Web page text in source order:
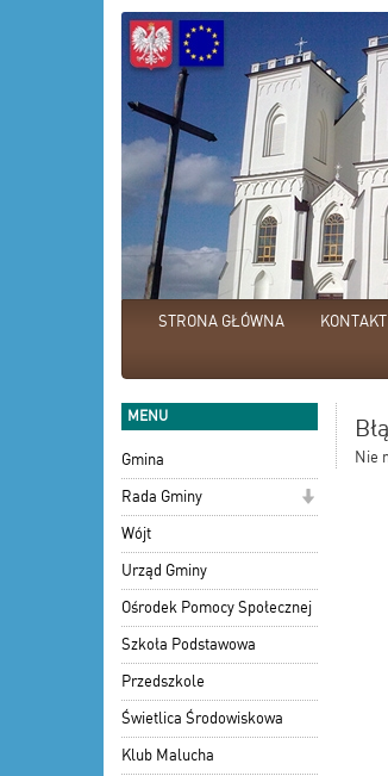
STRONA GŁÓWNA KONTAKT
MENU
Gmina
Rada Gminy
Wójt
Urząd Gminy
Ośrodek Pomocy Społecznej
Szkoła Podstawowa
Przedszkole
Świetlica Środowiskowa
Klub Malucha
Nie